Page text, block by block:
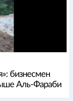
бизнесмен
Аль-Фараби